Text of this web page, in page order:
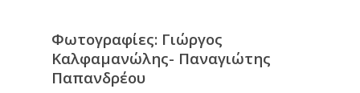
Φωτογραφίες: Γιώργος
Καλφαμανώλης- Παναγιώτης
Παπανδρέου